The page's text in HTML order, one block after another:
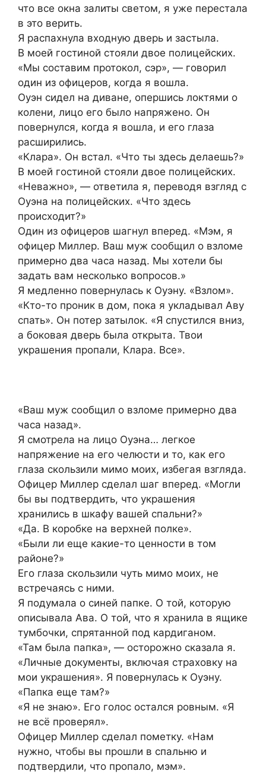
что все окна залиты светом, я уже перестала
в это верить.
Я распахнула входную дверь и застыла.
В моей гостиной стояли двое полицейских.
«Мы составим протокол, сэр», — говорил
один из офицеров, когда я вошла.
Оуэн сидел на диване, опершись локтями о
колени, лицо его было напряжено. Он
повернулся, когда я вошла, и его глаза
расширились.
«Клара». Он встал. «Что ты здесь делаешь?»
В моей гостиной стояли двое полицейских.
«Неважно», — ответила я, переводя взгляд с
Оуэна на полицейских. «Что здесь
происходит?»
Один из офицеров шагнул вперед. «Мэм, я
офицер Миллер. Ваш муж сообщил о взломе
примерно два часа назад. Мы хотели бы
задать вам несколько вопросов.»
Я медленно повернулась к Оуэну. «Взлом».
«Кто-то проник в дом, пока я укладывал Аву
спать». Он потер затылок. «Я спустился вниз,
а боковая дверь была открыта. Твои
украшения пропали, Клара. Все».
«Ваш муж сообщил о взломе примерно два
часа назад».
Я смотрела на лицо Оуэна… легкое
напряжение на его челюсти и то, как его
глаза скользили мимо моих, избегая взгляда.
Офицер Миллер сделал шаг вперед. «Могли
бы вы подтвердить, что украшения
хранились в шкафу вашей спальни?»
«Да. В коробке на верхней полке».
«Были ли еще какие-то ценности в том
районе?»
Его глаза скользили чуть мимо моих, не
встречаясь с ними.
Я подумала о синей папке. О той, которую
описывала Ава. О той, что я хранила в ящике
тумбочки, спрятанной под кардиганом.
«Там была папка», — осторожно сказала я.
«Личные документы, включая страховку на
мои украшения». Я повернулась к Оуэну.
«Папка еще там?»
«Я не знаю». Его голос остался ровным. «Я
не всё проверял».
Офицер Миллер сделал пометку. «Нам
нужно, чтобы вы прошли в спальню и
подтвердили, что пропало, мэм».